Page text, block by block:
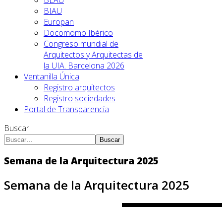
BIAU
Europan
Docomomo Ibérico
Congreso mundial de
Arquitectos y Arquitectas de
la UIA. Barcelona 2026
Ventanilla Única
Registro arquitectos
Registro sociedades
Portal de Transparencia
Buscar
Buscar
Semana de la Arquitectura 2025
Semana de la Arquitectura 2025